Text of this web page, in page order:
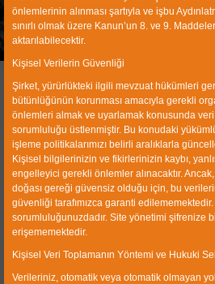
Ağır Mayi Zenginleştirme Tesisleri
İnce Kömür Zenginleştirme Tesisleri
Hakkımızda
CWP Kömür Zenginleştirme Tesisleri
Ticaret Ltd. Şti 1990 yılında
Organize Sanayi Bölgesi’nde faaliyet
malzemenin zenginleştirilmesi ve
kırma ve ilgili maden işleri için tesis ve
önlemlerinin alınması şartıyla ve işbu
sınırlı olmak üzere Kanun’un 8. ve 9.
aktarılabilecektir.
Kişisel Verilerin Güvenliği
Şirket, yürürlükteki ilgili mevzuat hükümleri
bütünlüğünün korunması amacıyla gerekli
önlemleri almak ve uyarlamak konusunda veri
sorumluluğu üstlenmiştir. Bu konudaki
işleme politikalarımızı belirli aralıklarla
Kişisel bilgilerinizin ve fikirlerinizin kaybı,
engelleyici gerekli önlemler alınacaktır.
doğası gereği güvensiz olduğu için, bu
güvenliği tarafımızca garanti
sorumluluğunuzdadır. Site yönetimi şifrenize
erişememektedir.
Kişisel Veri Toplamanın Yöntemi ve Hukuki
Verileriniz, otomatik veya otomatik olmayan